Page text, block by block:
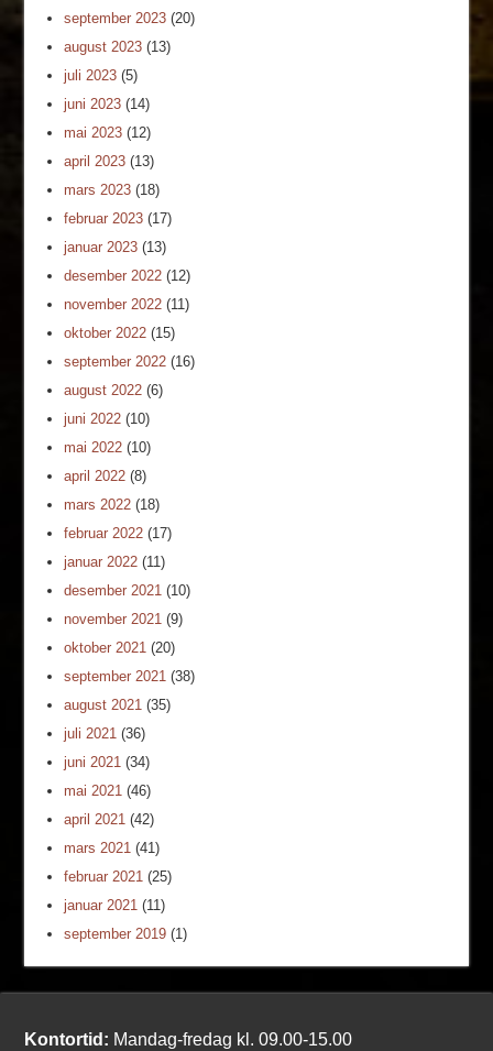
september 2023 (20)
august 2023 (13)
juli 2023 (5)
juni 2023 (14)
mai 2023 (12)
april 2023 (13)
mars 2023 (18)
februar 2023 (17)
januar 2023 (13)
desember 2022 (12)
november 2022 (11)
oktober 2022 (15)
september 2022 (16)
august 2022 (6)
juni 2022 (10)
mai 2022 (10)
april 2022 (8)
mars 2022 (18)
februar 2022 (17)
januar 2022 (11)
desember 2021 (10)
november 2021 (9)
oktober 2021 (20)
september 2021 (38)
august 2021 (35)
juli 2021 (36)
juni 2021 (34)
mai 2021 (46)
april 2021 (42)
mars 2021 (41)
februar 2021 (25)
januar 2021 (11)
september 2019 (1)
Kontortid: Mandag-fredag kl. 09.00-15.00